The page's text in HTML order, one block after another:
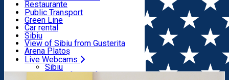
Live Webcams
Publicații locale
Beauty salons
Ice skating
Yoga
Camping
Renting rooms
Rooms for rent
Accommodation outside Sibiu
Restaurante
Pizza
Fast Food
Coffee
Sweets
Pub, Bar
Night clubs
Bakeries
Public Transport
Green Line
Car rental
Rent a bike
Scooter rentals
Taxi
Ride Sharing
Parking tickets
Parking places
Sibiu
View of Sibiu from Gusterita
Arena Platoș
Live Webcams
Sibiu
View of Sibiu from Gusterita
Home Community Reading party în mansardă ✨